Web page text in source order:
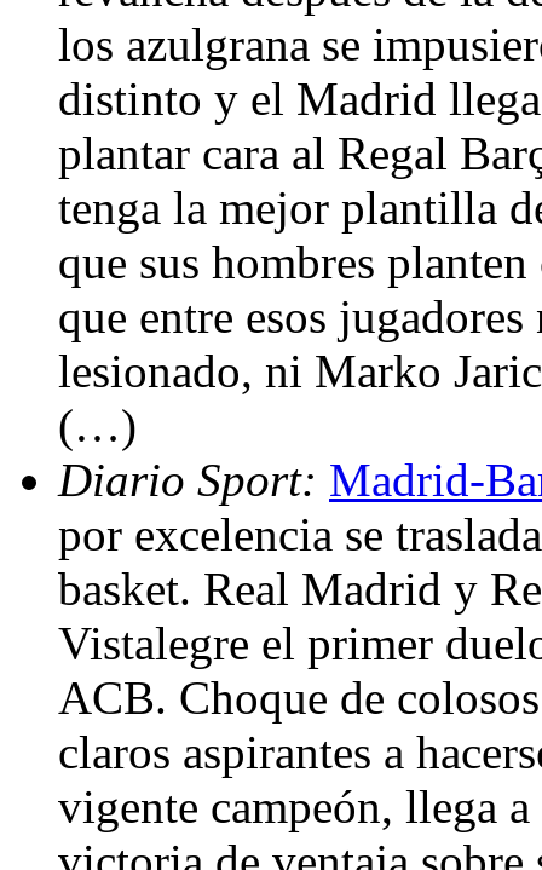
los azulgrana se
distinto y el Madrid
plantar cara al Regal
tenga la mejor plantilla
que sus hombres
que entre esos
lesionado, ni Marko
(…)
Diario Sport: Madrid-
por excelencia se
basket. Real Madrid y
Vistalegre el primer
ACB. Choque de
claros aspirantes a
vigente campeón, llega